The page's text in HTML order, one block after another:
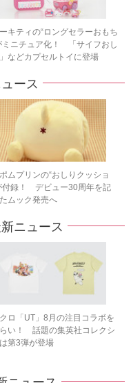
キティの“ロングセラーおもち
ミニチュア化！ 「サイフおし
などカプセルトイに登場
ース
ムプリンの“おしりクッショ
付録！ デビュー30周年を記
ムック発売へ
ニュース
ロ「UT」8月の注目コラボを
い！ 話題の集英社コレクシ
第3弾が登場